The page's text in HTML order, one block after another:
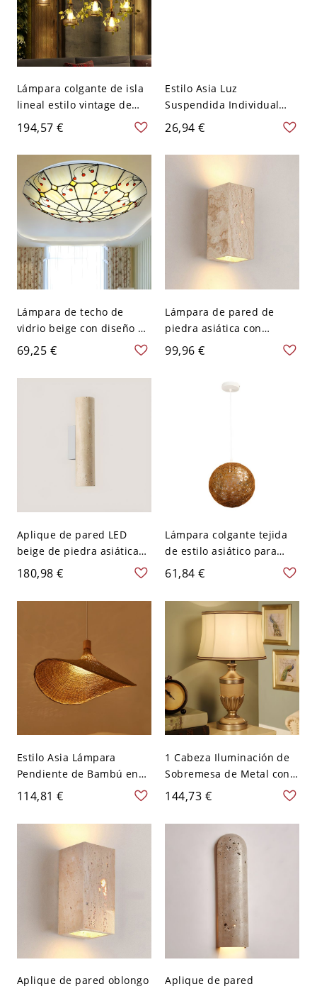
Lámpara colgante de isla
lineal estilo vintage de
metal beige - Beige 110 A
120 V
194,57 €
Estilo Asia Luz
Suspendida Individual
Lámpara Suspendida
Global de Ratán para
Estudio - 110 A 120 V
26,94 €
Lámpara de techo de
vidrio beige con diseño de
celosía barroca 12" LED
rojo acabado en luz
blanca
69,25 €
Lámpara de pared de
piedra asiática con
pantalla de piedra beige,
110V-120V, 3"
99,96 €
Aplique de pared LED
beige de piedra asiática
con 2 luces y pantalla
hacia arriba y hacia abajo
- 110 A 120 V Redondo
180,98 €
Lámpara colgante tejida
de estilo asiático para
sala de estar - 110 A 120 V
Beige
61,84 €
Estilo Asia Lámpara
Pendiente de Bambú en
Beige Luz Colgante Única
de Sombrero - 110 A 120 V
Beige 30,48 cm
114,81 €
1 Cabeza Iluminación de
Sobremesa de Metal con
Sombra de Tela de
Tambor Luz de Mesa
Tradicional con Soporte
Oval para Salón - 110 A
120 V Beige
144,73 €
Aplique de pared oblongo
Aplique de pared